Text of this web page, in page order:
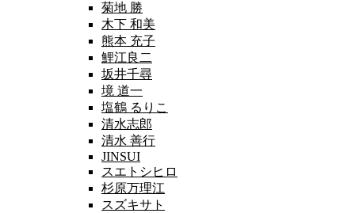
菊地 勝
木下 和美
熊本 充子
鯉江良二
坂井千尋
境 道一
塩鶴 るりこ
清水志郎
清水 善行
JINSUI
スエトシヒロ
杉原万理江
スズキサト